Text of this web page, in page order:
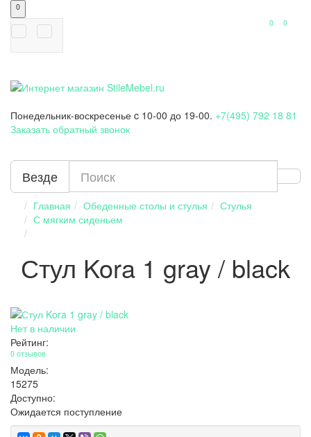
0
0
0
Понедельник-воскресенье c 10-00 до 19-00. +7(495) 792 18 81
Заказать обратный звонок
Везде
Главная Обеденные столы и стулья
Стулья
С мягким сиденьем
Стул Kora 1 gray / black
Нет в наличии
Рейтинг:
0 отзывов
Модель:
15275
Доступно:
Ожидается поступление